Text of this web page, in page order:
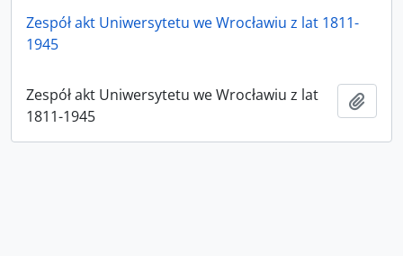
Zespół akt Uniwersytetu we Wrocławiu z lat 1811-
1945
Zespół akt Uniwersytetu we Wrocławiu z lat
1811-1945